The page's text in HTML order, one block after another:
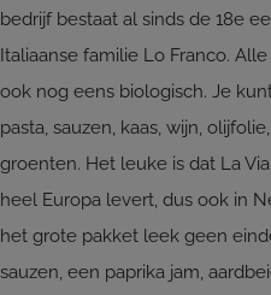
bedrijf bestaat al sinds de 18e
Italiaanse familie Lo Franco.
ook nog eens biologisch. Je
pasta, sauzen, kaas, wijn,
groenten. Het leuke is dat La
heel Europa levert, dus ook in
het grote pakket leek geen
sauzen, een paprika jam,